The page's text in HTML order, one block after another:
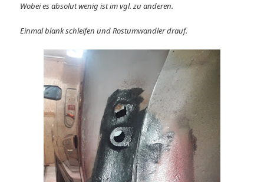
Wobei es absolut wenig ist im vgl. zu anderen.
Einmal blank schleifen und Rostumwandler drauf.